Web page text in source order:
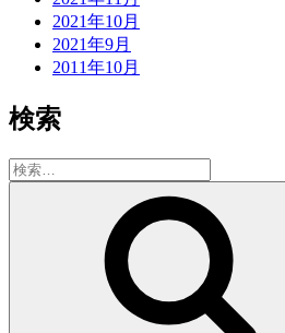
2021年10月
2021年9月
2011年10月
検索
検
索: